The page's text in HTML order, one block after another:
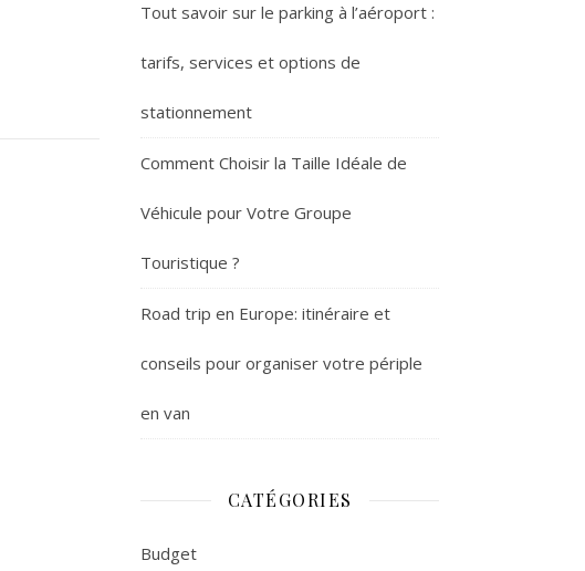
Tout savoir sur le parking à l’aéroport :
tarifs, services et options de
stationnement
Comment Choisir la Taille Idéale de
Véhicule pour Votre Groupe
Touristique ?
Road trip en Europe: itinéraire et
conseils pour organiser votre périple
en van
CATÉGORIES
Budget